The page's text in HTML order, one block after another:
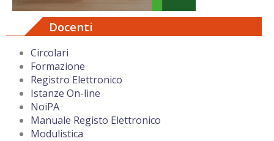
Docenti
Circolari
Formazione
Registro Elettronico
Istanze On-line
NoiPA
Manuale Registo Elettronico
Modulistica